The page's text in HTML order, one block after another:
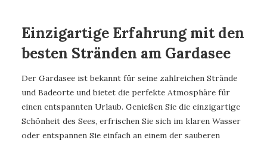
Einzigartige Erfahrung mit den
besten Stränden am Gardasee
Der Gardasee ist bekannt für seine zahlreichen Strände
und Badeorte und bietet die perfekte Atmosphäre für
einen entspannten Urlaub. Genießen Sie die einzigartige
Schönheit des Sees, erfrischen Sie sich im klaren Wasser
oder entspannen Sie einfach an einem der sauberen